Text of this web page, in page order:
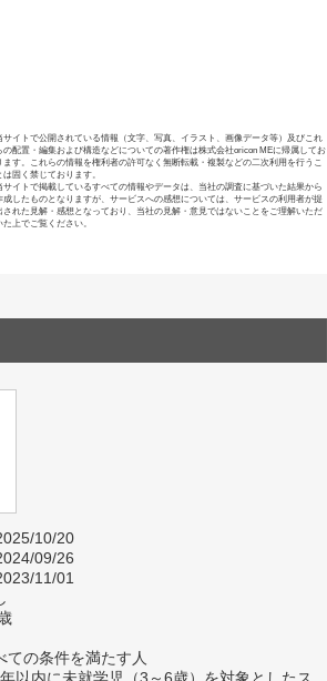
サイトで公開されている情報（文字、写真、イラスト、画像データ等）及びこれ
の配置・編集および構造などについての著作権は株式会社oricon MEに帰属してお
ます。これらの情報を権利者の許可なく無断転載・複製などの二次利用を行うこ
は固く禁じております。
サイトで掲載しているすべての情報やデータは、当社の調査に基づいた結果から
成したものとなりますが、サービスへの感想については、サービスの利用者が提
された見解・感想となっており、当社の見解・意見ではないことをご理解いただ
た上でご覧ください。
10/20
09/26
11/01
ての条件を満たす人